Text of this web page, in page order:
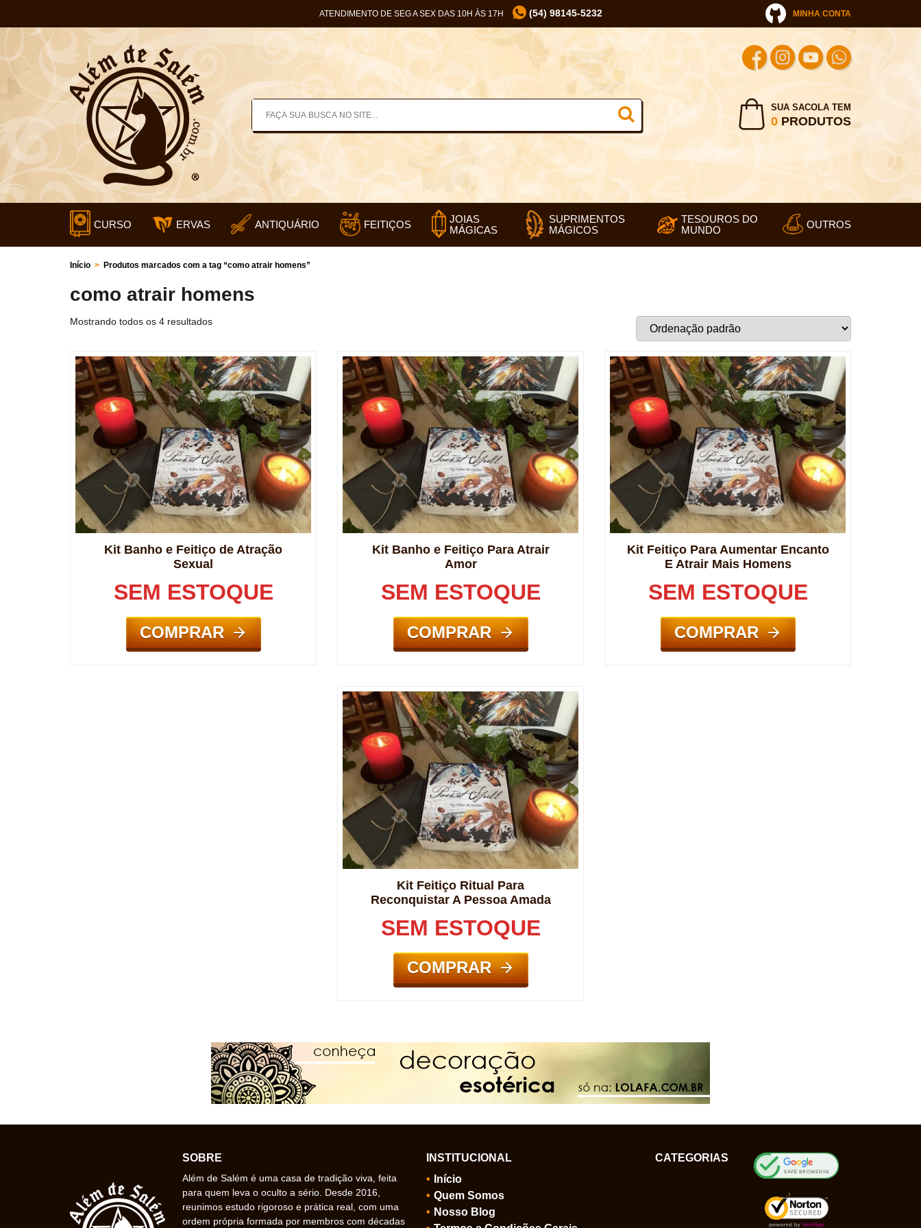
ATENDIMENTO DE SEG A SEX DAS 10H ÀS 17H (54) 98145-5232 MINHA CONTA
SUA SACOLA TEM
0PRODUTOS
CURSO ERVAS ANTIQUÁRIO FEITIÇOS
JOIAS
MÁGICAS
SUPRIMENTOS
MÁGICOS
TESOUROS DO
MUNDO
OUTROS
Início > Produtos marcados com a tag “como atrair homens”
como atrair homens
Mostrando todos os 4 resultados
Kit Banho e Feitiço de Atração
Sexual
SEM ESTOQUE
COMPRAR
Kit Banho e Feitiço Para Atrair
Amor
SEM ESTOQUE
COMPRAR
Kit Feitiço Para Aumentar Encanto
E Atrair Mais Homens
SEM ESTOQUE
COMPRAR
Kit Feitiço Ritual Para
Reconquistar A Pessoa Amada
SEM ESTOQUE
COMPRAR
SOBRE
Além de Salém é uma casa de tradição viva, feita
para quem leva o oculto a sério. Desde 2016,
reunimos estudo rigoroso e prática real, com uma
ordem própria formada por membros com décadas
INSTITUCIONAL
Início
Quem Somos
Nosso Blog
CATEGORIAS